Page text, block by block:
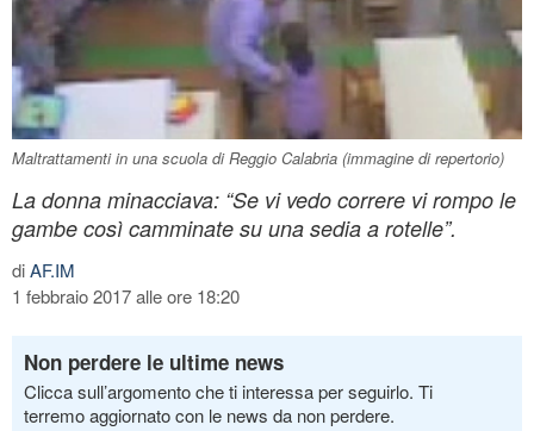
Maltrattamenti in una scuola di Reggio Calabria (immagine di repertorio)
La donna minacciava: “Se vi vedo correre vi rompo le
gambe così camminate su una sedia a rotelle”.
diAF.IM
1 febbraio 2017 alle ore 18:20
Non perdere le ultime news
Clicca sull’argomento che ti interessa per seguirlo. Ti
terremo aggiornato con le news da non perdere.